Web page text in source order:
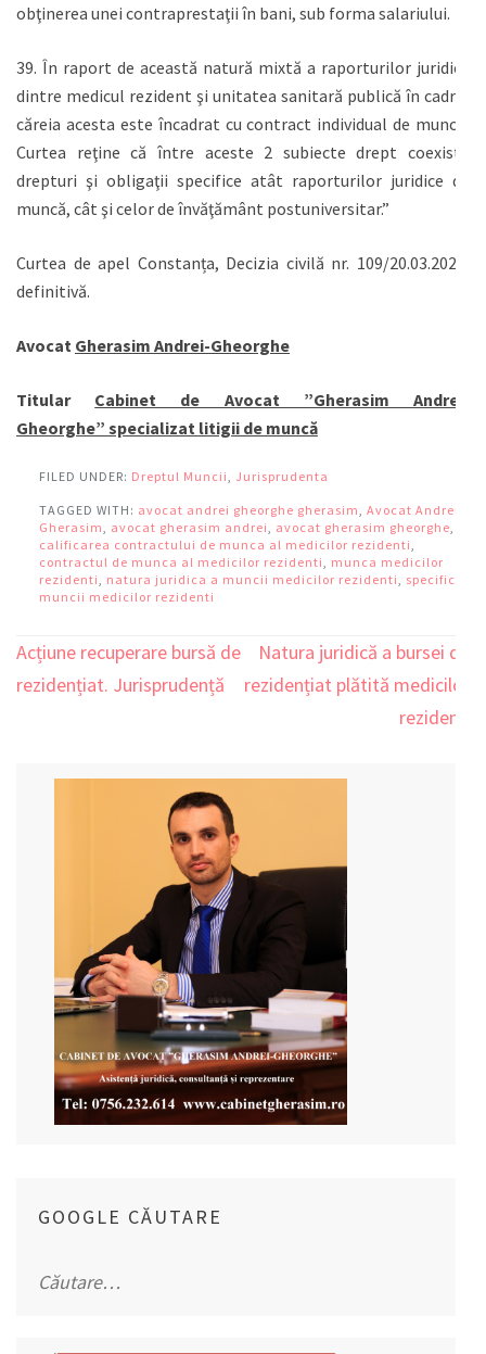
obţinerea unei contraprestaţii în bani, sub forma salariului.
39. În raport de această natură mixtă a raporturilor juridice
dintre medicul rezident şi unitatea sanitară publică în cadrul
căreia acesta este încadrat cu contract individual de muncă,
Curtea reţine că între aceste 2 subiecte drept coexistă
drepturi şi obligaţii specifice atât raporturilor juridice de
muncă, cât şi celor de învăţământ postuniversitar.”
Curtea de apel Constanța, Decizia civilă nr. 109/20.03.2020,
definitivă.
Avocat Gherasim Andrei-Gheorghe
Titular Cabinet de Avocat ”Gherasim Andrei-
Gheorghe” specializat litigii de muncă
FILED UNDER: Dreptul Muncii Jurisprudenta
TAGGED WITH: avocat andrei gheorghe gherasim Avocat Andrei
Gherasim
avocat gherasim andrei avocat gherasim gheorghe
calificarea contractului de munca al medicilor rezidenti
contractul de munca al medicilor rezidenti
munca medicilor
rezidenti
natura juridica a muncii medicilor rezidenti
specificul
muncii medicilor rezidenti
Navigare
Acțiune recuperare bursă de
rezidențiat. Jurisprudență
Natura juridică a bursei de
rezidențiat plătită medicilor
rezidenți
GOOGLE CĂUTARE
după: